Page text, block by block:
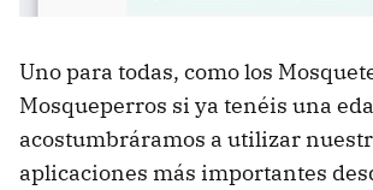
Uno para todas, como los
Mosqueperros si ya tenéis una
acostumbráramos a utilizar
aplicaciones más importantes